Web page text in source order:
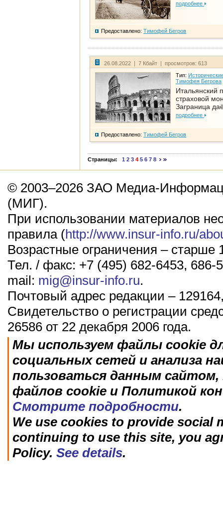
подробнее
Предоставлено: Тимофей Бегров
26.08.2022 | 7 Кбайт | просмотров: 613
Тип:
Тимофея Бегрова
Итальянский
страховой
Заграница
подробнее
Предоставлено: Тимофей Бегров
Страницы: 1 2 3 4 5 6 7 8
© 2003–2026 ЗАО Медиа-
(МИГ).
При использовании материалов
правила (http://www.insur-info.ru/
Возрастные ограничения – старше
Тел. / факс: +7 (495) 682-6453, 686-
mail: mig@insur-info.ru.
Почтовый адрес редакции –
Свидетельство о регистрации
26586 от 22 декабря 2006 года.
Мы используем файлы cookie
социальных сетей и анализа
пользоваться данным
файлов cookie и Политикой
Смотрите подробности.
We use cookies to provide social
continuing to use this site, you
Policy. See details.